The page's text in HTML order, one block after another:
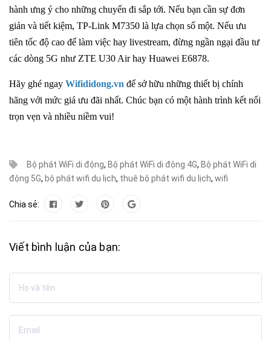
hành ưng ý cho những chuyến đi sắp tới. Nếu bạn cần sự đơn
giản và tiết kiệm, TP-Link M7350 là lựa chọn số một. Nếu ưu
tiên tốc độ cao để làm việc hay livestream, đừng ngần ngại đầu tư
các dòng 5G như ZTE U30 Air hay Huawei E6878.
Hãy ghé ngay Wifididong.vn để sở hữu những thiết bị chính
hãng với mức giá ưu đãi nhất. Chúc bạn có một hành trình kết nối
trọn vẹn và nhiều niềm vui!
Bộ phát WiFi di động, Bộ phát WiFi di động 4G, Bộ phát WiFi di
động 5G, bộ phát wifi du lịch, thuê bộ phát wifi du lịch, wifi
Chia sẻ:
Viết bình luận của bạn: